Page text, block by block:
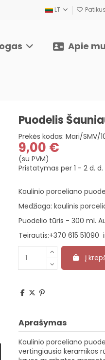
LT
Apie
Puodelis
Prekės kodas: Mari/SMV/
9,00 €
(su PVM)
Pristatymas per 1 - 2 d. d.
Kaulinio porceliano
Medžiaga: kaulinis
Puodelio tūris - 300 ml.
Teirautis:+370 615 51090
Į
Aprašymas
Kaulinio porceliano
vertingiausia keramikos